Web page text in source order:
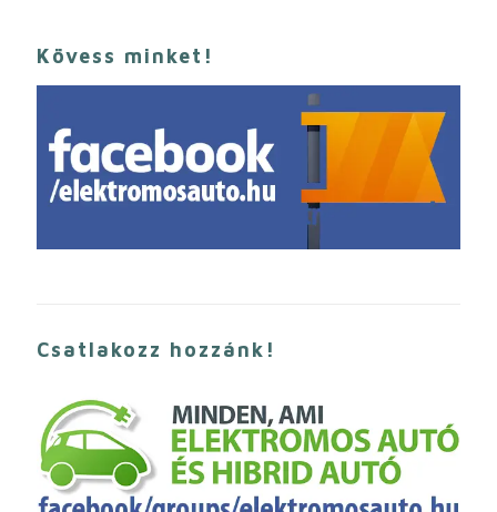
Kövess minket!
Csatlakozz hozzánk!